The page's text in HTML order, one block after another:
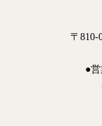
〒810-
●